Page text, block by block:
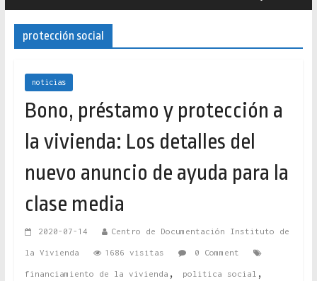
protección social
noticias
Bono, préstamo y protección a
la vivienda: Los detalles del
nuevo anuncio de ayuda para la
clase media
2020-07-14 Centro de Documentación Instituto de
la Vivienda 1686 visitas 0 Comment
financiamiento de la vivienda , politica social ,